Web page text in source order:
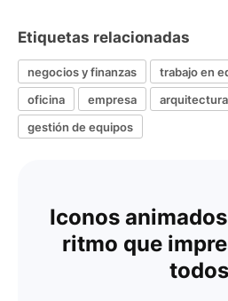
Etiquetas relacionadas
negocios y finanzas trabajo en
oficina
empresa
gestión de equipos
Iconos
ritmo que
todos